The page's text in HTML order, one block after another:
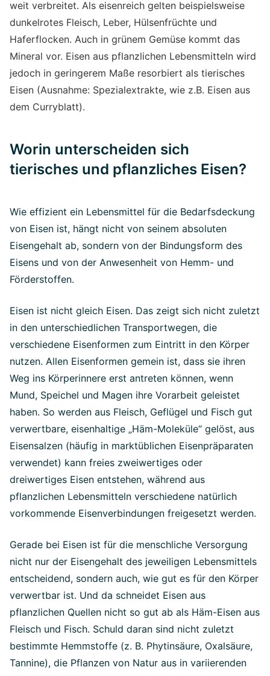
weit verbreitet. Als eisenreich gelten beispielsweise
dunkelrotes Fleisch, Leber, Hülsenfrüchte und
Haferflocken. Auch in grünem Gemüse kommt das
Mineral vor. Eisen aus pflanzlichen Lebensmitteln wird
jedoch in geringerem Maße resorbiert als tierisches
Eisen (Ausnahme: Spezialextrakte, wie z.B. Eisen aus
dem Curryblatt).
Worin unterscheiden sich
tierisches und pflanzliches Eisen?
Wie effizient ein Lebensmittel für die Bedarfsdeckung
von Eisen ist, hängt nicht von seinem absoluten
Eisengehalt ab, sondern von der Bindungsform des
Eisens und von der Anwesenheit von Hemm- und
Förderstoffen.
Eisen ist nicht gleich Eisen. Das zeigt sich nicht zuletzt
in den unterschiedlichen Transportwegen, die
verschiedene Eisenformen zum Eintritt in den Körper
nutzen. Allen Eisenformen gemein ist, dass sie ihren
Weg ins Körperinnere erst antreten können, wenn
Mund, Speichel und Magen ihre Vorarbeit geleistet
haben. So werden aus Fleisch, Geflügel und Fisch gut
verwertbare, eisenhaltige „Häm-Moleküle“ gelöst, aus
Eisensalzen (häufig in marktüblichen Eisenpräparaten
verwendet) kann freies zweiwertiges oder
dreiwertiges Eisen entstehen, während aus
pflanzlichen Lebensmitteln verschiedene natürlich
vorkommende Eisenverbindungen freigesetzt werden.
Gerade bei Eisen ist für die menschliche Versorgung
nicht nur der Eisengehalt des jeweiligen Lebensmittels
entscheidend, sondern auch, wie gut es für den Körper
verwertbar ist. Und da schneidet Eisen aus
pflanzlichen Quellen nicht so gut ab als Häm-Eisen aus
Fleisch und Fisch. Schuld daran sind nicht zuletzt
bestimmte Hemmstoffe (z. B. Phytinsäure, Oxalsäure,
Tannine), die Pflanzen von Natur aus in variierenden